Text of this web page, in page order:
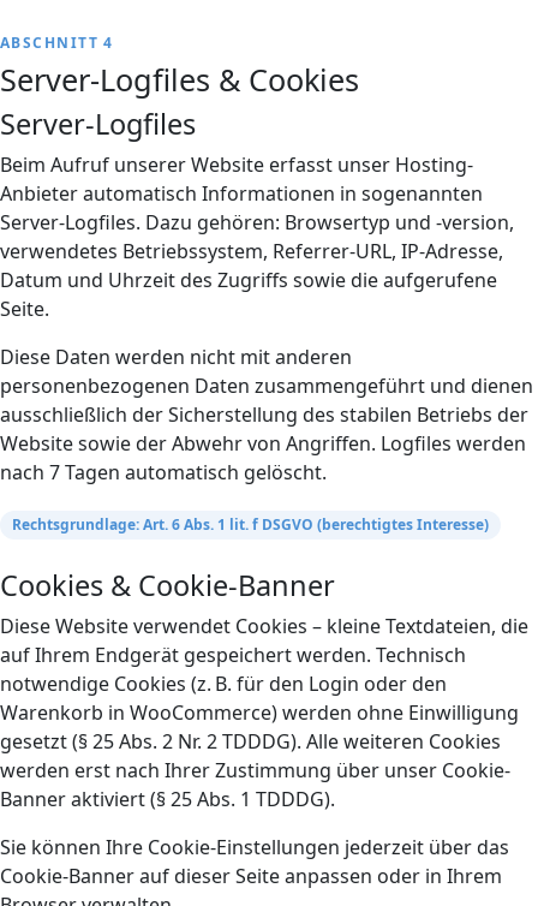
ABSCHNITT 4
Server-Logfiles & Cookies
Server-Logfiles
Beim Aufruf unserer Website erfasst unser Hosting-
Anbieter automatisch Informationen in sogenannten
Server-Logfiles. Dazu gehören: Browsertyp und -version,
verwendetes Betriebssystem, Referrer-URL, IP-Adresse,
Datum und Uhrzeit des Zugriffs sowie die aufgerufene
Seite.
Diese Daten werden nicht mit anderen
personenbezogenen Daten zusammengeführt und dienen
ausschließlich der Sicherstellung des stabilen Betriebs der
Website sowie der Abwehr von Angriffen. Logfiles werden
nach 7 Tagen automatisch gelöscht.
Rechtsgrundlage: Art. 6 Abs. 1 lit. f DSGVO (berechtigtes Interesse)
Cookies & Cookie-Banner
Diese Website verwendet Cookies – kleine Textdateien, die
auf Ihrem Endgerät gespeichert werden. Technisch
notwendige Cookies (z. B. für den Login oder den
Warenkorb in WooCommerce) werden ohne Einwilligung
gesetzt (§ 25 Abs. 2 Nr. 2 TDDDG). Alle weiteren Cookies
werden erst nach Ihrer Zustimmung über unser Cookie-
Banner aktiviert (§ 25 Abs. 1 TDDDG).
Sie können Ihre Cookie-Einstellungen jederzeit über das
Cookie-Banner auf dieser Seite anpassen oder in Ihrem